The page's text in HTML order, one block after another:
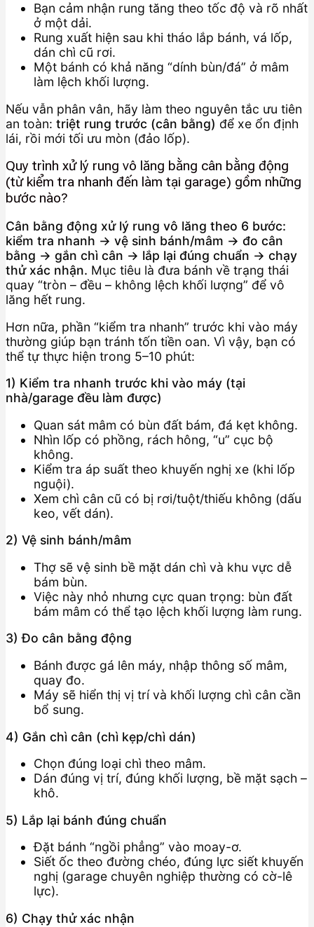
Bạn cảm nhận rung tăng theo tốc độ và rõ nhất
ở một dải.
Rung xuất hiện sau khi tháo lắp bánh, vá lốp,
dán chì cũ rơi.
Một bánh có khả năng “dính bùn/đá” ở mâm
làm lệch khối lượng.
Nếu vẫn phân vân, hãy làm theo nguyên tắc ưu tiên
an toàn: triệt rung trước (cân bằng) để xe ổn định
lái, rồi mới tối ưu mòn (đảo lốp).
Quy trình xử lý rung vô lăng bằng cân bằng động
(từ kiểm tra nhanh đến làm tại garage) gồm những
bước nào?
Cân bằng động xử lý rung vô lăng theo 6 bước:
kiểm tra nhanh → vệ sinh bánh/mâm → đo cân
bằng → gắn chì cân → lắp lại đúng chuẩn → chạy
thử xác nhận. Mục tiêu là đưa bánh về trạng thái
quay “tròn – đều – không lệch khối lượng” để vô
lăng hết rung.
Hơn nữa, phần “kiểm tra nhanh” trước khi vào máy
thường giúp bạn tránh tốn tiền oan. Vì vậy, bạn có
thể tự thực hiện trong 5–10 phút:
1) Kiểm tra nhanh trước khi vào máy (tại
nhà/garage đều làm được)
Quan sát mâm có bùn đất bám, đá kẹt không.
Nhìn lốp có phồng, rách hông, “u” cục bộ
không.
Kiểm tra áp suất theo khuyến nghị xe (khi lốp
nguội).
Xem chì cân cũ có bị rơi/tuột/thiếu không (dấu
keo, vết dán).
2) Vệ sinh bánh/mâm
Thợ sẽ vệ sinh bề mặt dán chì và khu vực dễ
bám bùn.
Việc này nhỏ nhưng cực quan trọng: bùn đất
bám mâm có thể tạo lệch khối lượng làm rung.
3) Đo cân bằng động
Bánh được gá lên máy, nhập thông số mâm,
quay đo.
Máy sẽ hiển thị vị trí và khối lượng chì cân cần
bổ sung.
4) Gắn chì cân (chì kẹp/chì dán)
Chọn đúng loại chì theo mâm.
Dán đúng vị trí, đúng khối lượng, bề mặt sạch –
khô.
5) Lắp lại bánh đúng chuẩn
Đặt bánh “ngồi phẳng” vào moay-ơ.
Siết ốc theo đường chéo, đúng lực siết khuyến
nghị (garage chuyên nghiệp thường có cờ-lê
lực).
6) Chạy thử xác nhận